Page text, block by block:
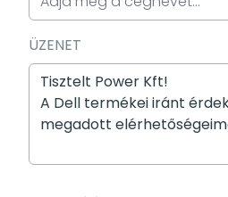
ÜZENET